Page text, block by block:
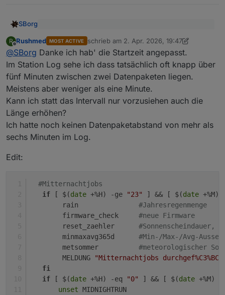
SBorg
Ich habe mit den Daten aus der InfluxDB geprüft ob
zu den jeweiligen Zeiten in denen der Reset hätte
stattfinden sollen Daten in der DB ankamen.
Das sieht zu allen Ereigissen die bisher auftraten
gut aus. Es kamen in dem Zeitraum immer mehrere
Pakete an.
Ich habe das am DP "Wetterstation.Zeitstempel"
geprüft. Reicht der aus um ein valides Datenpaket
zu erkennen?
"Leider schade", denn das wäre zumindest ein Grund
gewesen. Ohne ein valides Datenpaket gibt es auch
keinen Zeitstempel, genügt also völlig zur Kontrolle.
Eventuell liegt es doch an der CPU-Last. Ziehen wir es
doch mal 3 Minuten vor. Ändere mal in der "sh"
  #Mitternachtjobs
auf-ge "55"zum testen. Dann rutschen zwar ggf.
einige Werte von 23:55 Uhr bis 23:59 Uhr in den
Folgetag, dürfte aber verschmerzbar sein und ist ja auch
nur erstmal zum testen.
R
Offline
Rushmed MOST ACTIVE schrieb am 2. Apr. 2026, 19:47
zuletzt editiert von Rushmed4. Feb. 2026,
@SBorg Danke ich hab' die Startzeit angepasst.
Im Station Log sehe ich dass tatsächlich oft knapp über
fünf Minuten zwischen zwei Datenpaketen liegen.
Meistens aber weniger als eine Minute.
Kann ich statt das Intervall nur vorzusiehen auch die
Länge erhöhen?
Ich hatte noch keinen Datenpaketabstand von mehr als
sechs Minuten im Log.
Edit:
#Mitternachtjobs
if [ $(date +%H) -ge "23" ] && [ $(date
        rain
#Jahresregenmenge
        firmware_check
#neue Firmware
        reset_zaehler
#Sonnenscheindauer,
        minmaxavg365d
#Min-/Max-/Avg-
        metsommer
#meteorologischer
        MELDUNG
"Mitternachtjobs
fi
if [ $(date +%H) -eq "0" ] && [ $(date +%M)
unset MIDNIGHTRUN